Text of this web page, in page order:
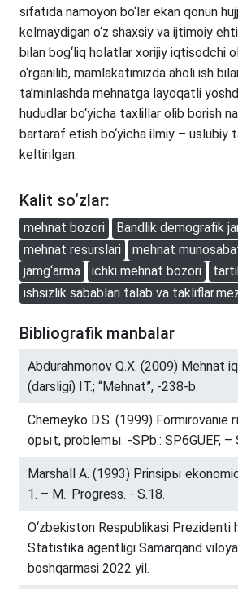
sifatida namoyon bo‘lar ekan qonun
kelmaydigan o‘z shaxsiy va ijtimoiy
bilan bog‘liq holatlar xorijiy iqtisodchi
o‘rganilib, mamlakatimizda aholi ish
ta’minlashda mehnatga layoqatli
hududlar bo‘yicha taxlillar olib borish
bartaraf etish bo‘yicha ilmiy – uslubiy
keltirilgan.
Kalit so‘zlar:
mehnat bozori
Bandlik demografik
mehnat resurslari
mehnat
jamg‘arma
ichki mehnat bozori
ishsizlik sabablari talab va
Bibliografik manbalar
Abdurahmonov Q.X. (2009) Mehnat
(darsligi) IT.; “Mehnat”, -238-b.
Cherneyko D.S. (1999) Formirovanie
opыt, problemы. -SPb.: SP6GUEF, –
Marshall A. (1993) Prinsipы
1. – M.: Progress. - S.18.
O‘zbekiston Respublikasi Prezidenti
Statistika agentligi Samarqand
boshqarmasi 2022 yil.